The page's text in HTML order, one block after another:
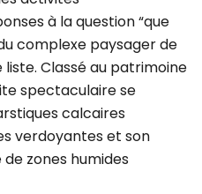
à la question “que
complexe paysager de
Classé au patrimoine
spectaculaire se
calcaires
verdoyantes et son
zones humides